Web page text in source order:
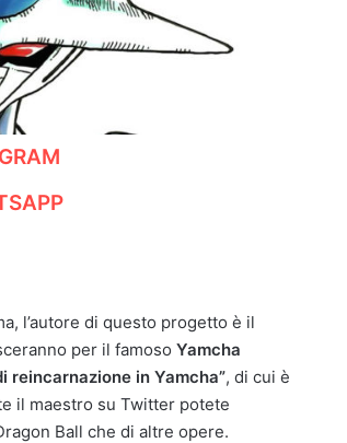
l’autore di questo progetto è il
per il famoso Yamcha
reincarnazione in Yamcha”, di cui è
il maestro su Twitter potete
Ball che di altre opere.